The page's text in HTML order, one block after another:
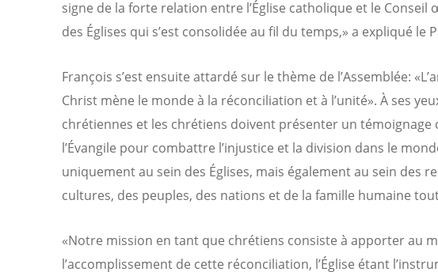
signe de la forte relation entre l’Église catholique et le Conseil
des Églises qui s’est consolidée au fil du temps,» a expliqué le
François s’est ensuite attardé sur le thème de l’Assemblée:
Christ mène le monde à la réconciliation et à l’unité». À ses
chrétiennes et les chrétiens doivent présenter un témoignage
l’Évangile pour combattre l’injustice et la division dans le
uniquement au sein des Églises, mais également au sein des
cultures, des peuples, des nations et de la famille humaine
«Notre mission en tant que chrétiens consiste à apporter au
l’accomplissement de cette réconciliation, l’Église étant